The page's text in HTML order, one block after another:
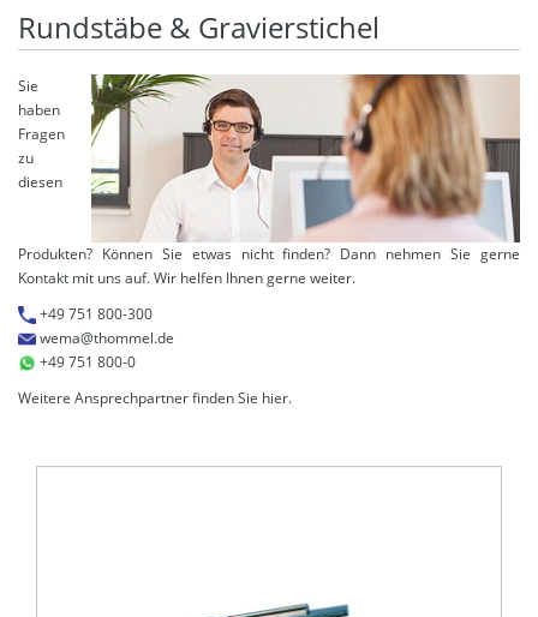
Rundstäbe & Gravierstichel
Sie
haben
Fragen
zu
diesen
Produkten? Können Sie etwas nicht finden? Dann nehmen Sie gerne
Kontakt mit uns auf. Wir helfen Ihnen gerne weiter.
+49 751 800-300
wema@thommel.de
+49 751 800-0
Weitere Ansprechpartner finden Sie hier.